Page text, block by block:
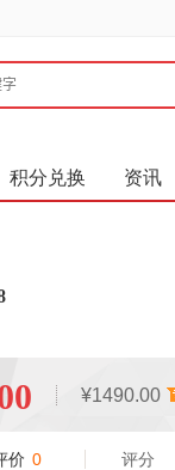
积分兑换 资讯
¥1490.00
价 0 评分